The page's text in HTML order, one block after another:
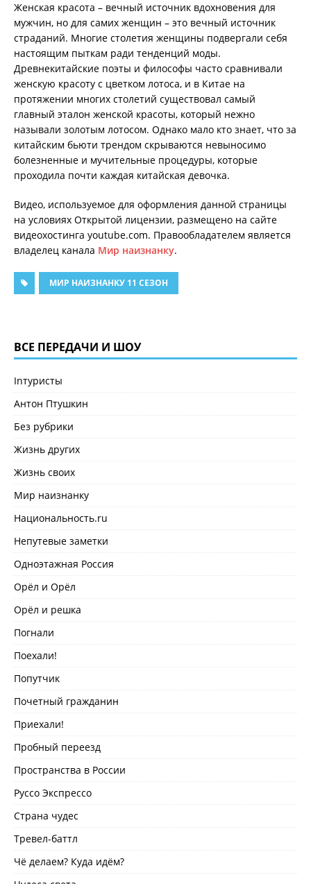
Женская красота – вечный источник вдохновения для
мужчин, но для самих женщин – это вечный источник
страданий. Многие столетия женщины подвергали себя
настоящим пыткам ради тенденций моды.
Древнекитайские поэты и философы часто сравнивали
женскую красоту с цветком лотоса, и в Китае на
протяжении многих столетий существовал самый
главный эталон женской красоты, который нежно
называли золотым лотосом. Однако мало кто знает, что за
китайским бьюти трендом скрываются невыносимо
болезненные и мучительные процедуры, которые
проходила почти каждая китайская девочка.
Видео, используемое для оформления данной страницы
на условиях Открытой лицензии, размещено на сайте
видеохостинга youtube.com. Правообладателем является
владелец канала Мир наизнанку.
МИР НАИЗНАНКУ 11 СЕЗОН
ВСЕ ПЕРЕДАЧИ И ШОУ
Inтуристы
Антон Птушкин
Без рубрики
Жизнь других
Жизнь своих
Мир наизнанку
Национальность.ru
Непутевые заметки
Одноэтажная Россия
Орёл и Орёл
Орёл и решка
Погнали
Поехали!
Попутчик
Почетный гражданин
Приехали!
Пробный переезд
Пространства в России
Руссо Экспрессо
Страна чудес
Тревел-баттл
Чё делаем? Куда идём?